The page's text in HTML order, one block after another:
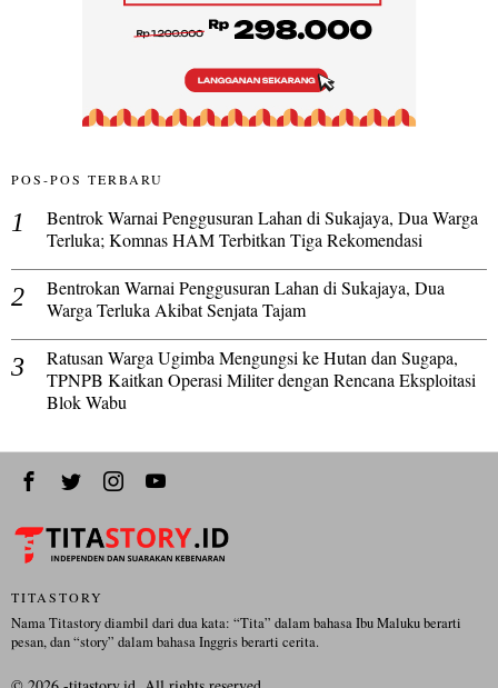
POS-POS TERBARU
Bentrok Warnai Penggusuran Lahan di Sukajaya, Dua Warga
Terluka; Komnas HAM Terbitkan Tiga Rekomendasi
Bentrokan Warnai Penggusuran Lahan di Sukajaya, Dua
Warga Terluka Akibat Senjata Tajam
Ratusan Warga Ugimba Mengungsi ke Hutan dan Sugapa,
TPNPB Kaitkan Operasi Militer dengan Rencana Eksploitasi
Blok Wabu
TITASTORY
Nama Titastory diambil dari dua kata: “Tita” dalam bahasa Ibu Maluku berarti
pesan, dan “story” dalam bahasa Inggris berarti cerita.